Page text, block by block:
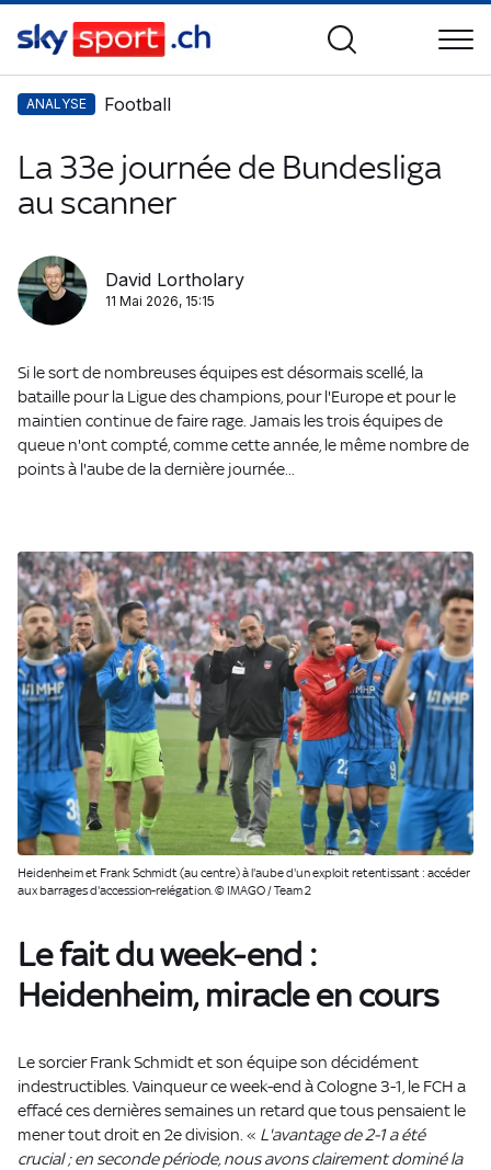
ANALYSE Football
La 33e journée de Bundesliga
au scanner
David Lortholary
11 Mai 2026, 15:15
Si le sort de nombreuses équipes est désormais scellé, la
bataille pour la Ligue des champions, pour l'Europe et pour le
maintien continue de faire rage. Jamais les trois équipes de
queue n'ont compté, comme cette année, le même nombre de
points à l'aube de la dernière journée...
Heidenheim et Frank Schmidt (au centre) à l'aube d'un exploit retentissant : accéder
aux barrages d'accession-relégation. © IMAGO / Team 2
Le fait du week-end :
Heidenheim, miracle en cours
Le sorcier Frank Schmidt et son équipe son décidément
indestructibles. Vainqueur ce week-end à Cologne 3-1, le FCH a
effacé ces dernières semaines un retard que tous pensaient le
mener tout droit en 2e division. « L'avantage de 2-1 a été
crucial ; en seconde période, nous avons clairement dominé la